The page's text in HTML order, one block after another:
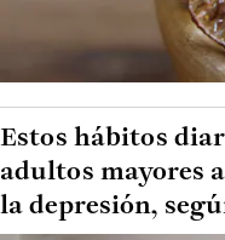
Estos hábitos
adultos mayores
la depresión,